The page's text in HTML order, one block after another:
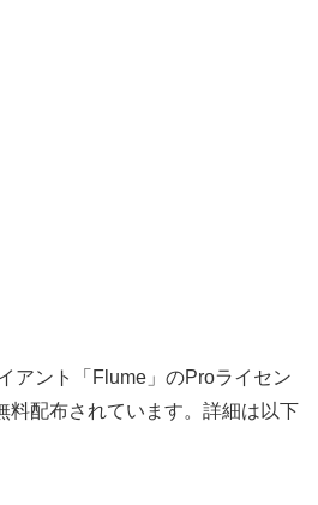
アント「Flume」のProライセン
料配布されています。詳細は以下